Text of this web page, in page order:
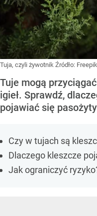
Tuja, czyli żywotnik Źródło: Freepik
Tuje mogą
igieł. Sprawdź,
pojawiać się
Czy w tujach są
Dlaczego kleszcze
Jak ograniczyć